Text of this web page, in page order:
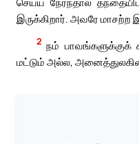
இருக்கிறார். அவரே மாசற்ற
2 நம் பாவங்களுக்குக்
மட்டும் அல்ல,